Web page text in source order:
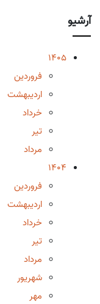
آرشیو
1405
فروردین
اردیبهشت
خرداد
تیر
مرداد
1404
فروردین
اردیبهشت
خرداد
تیر
مرداد
شهریور
مهر